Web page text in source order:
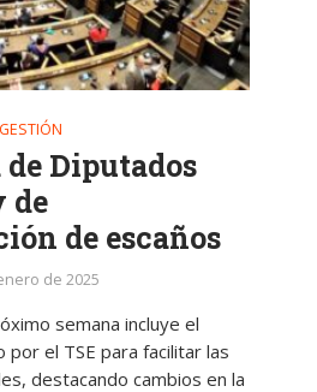
GESTIÓN
de Diputados
de
de escaños
de 2025
semana incluye el
el TSE para facilitar las
destacando cambios en la